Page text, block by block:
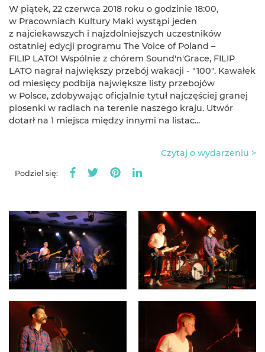
W piątek, 22 czerwca 2018 roku o godzinie 18:00,
w Pracowniach Kultury Maki wystąpi jeden
z najciekawszych i najzdolniejszych uczestników
ostatniej edycji programu The Voice of Poland –
FILIP LATO!​ Wspólnie z chórem Sound'n'Grace, FILIP
LATO nagrał największy przebój wakacji - "100". Kawałek
od miesięcy podbija największe listy przebojów
w Polsce, zdobywając oficjalnie tytuł najczęściej granej
piosenki w radiach na terenie naszego kraju. Utwór
dotarł na 1 miejsca między innymi na listac...
Czytaj o wydarzeniu >
Podziel się: